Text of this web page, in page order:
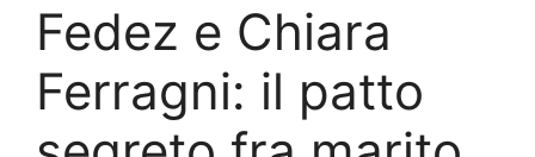
Fedez e Chiara
Ferragni: il patto